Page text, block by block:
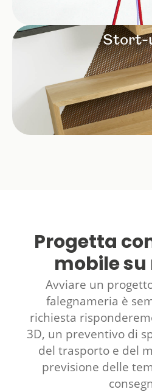
Stort-
Progetta
mobile
Avviare un
falegnameria è
richiesta
3D, un preventivo di
del trasporto e del
previsione delle